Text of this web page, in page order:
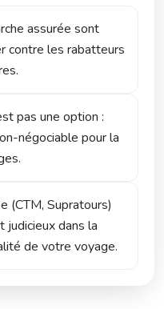
assurée sont
contre les rabatteurs
pas une option :
négociable pour la
(CTM, Supratours)
judicieux dans la
de votre voyage.